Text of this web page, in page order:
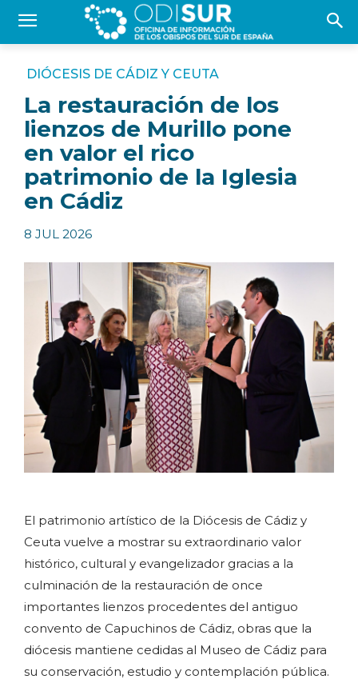
DIÓCESIS DE CÁDIZ Y CEUTA
La restauración de los
lienzos de Murillo pone
en valor el rico
patrimonio de la Iglesia
en Cádiz
8 JUL 2026
El patrimonio artístico de la Diócesis de Cádiz y
Ceuta vuelve a mostrar su extraordinario valor
histórico, cultural y evangelizador gracias a la
culminación de la restauración de once
importantes lienzos procedentes del antiguo
convento de Capuchinos de Cádiz, obras que la
diócesis mantiene cedidas al Museo de Cádiz para
su conservación, estudio y contemplación pública.